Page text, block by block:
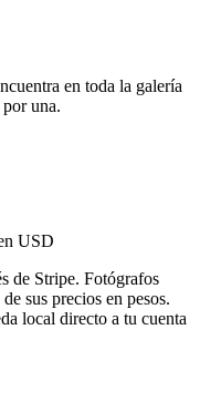
en toda la galería
una.
USD
de Stripe. Fotógrafos
sus precios en pesos.
local directo a tu cuenta